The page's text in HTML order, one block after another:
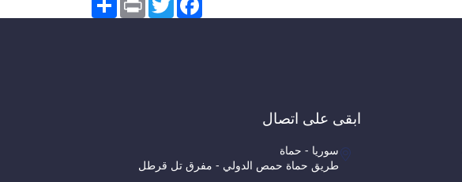
ابقى على اتصال
سوريا - حماة
طريق حماة حمص الدولي - مفرق تل قرطل